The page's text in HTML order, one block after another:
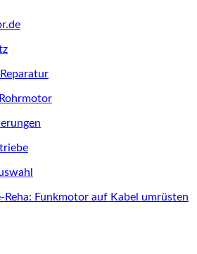
Reha: Funkmotor auf Kabel umrüsten